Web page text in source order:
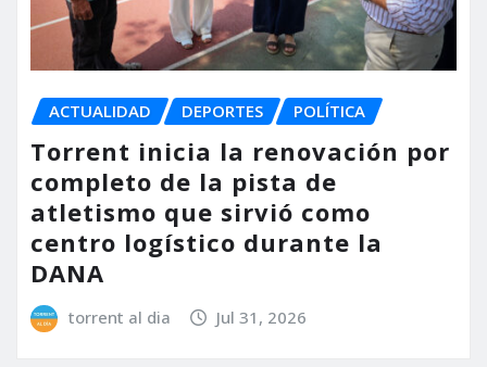
ACTUALIDAD DEPORTES POLÍTICA
Torrent inicia la renovación por
completo de la pista de
atletismo que sirvió como
centro logístico durante la
DANA
torrent al dia Jul 31, 2026